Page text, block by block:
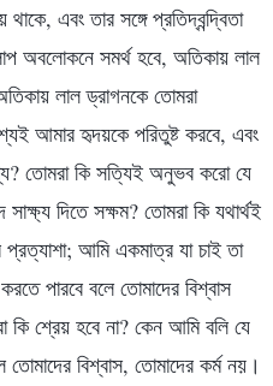
এবং তার সঙ্গে প্রতিদ্বন্দ্বিতা
অবলোকনে সমর্থ হবে, অতিকায় লাল
লাল ড্রাগনকে তোমরা
আমার হৃদয়কে পরিতুষ্ট করবে, এবং
তোমরা কি সত্যিই অনুভব করো যে
দিতে সক্ষম? তোমরা কি যথার্থই
আমি একমাত্র যা চাই তা
পারবে বলে তোমাদের বিশ্বাস
শ্রেয় হবে না? কেন আমি বলি যে
বিশ্বাস, তোমাদের কর্ম নয়।